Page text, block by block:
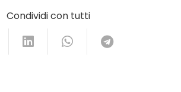
Condividi con tutti